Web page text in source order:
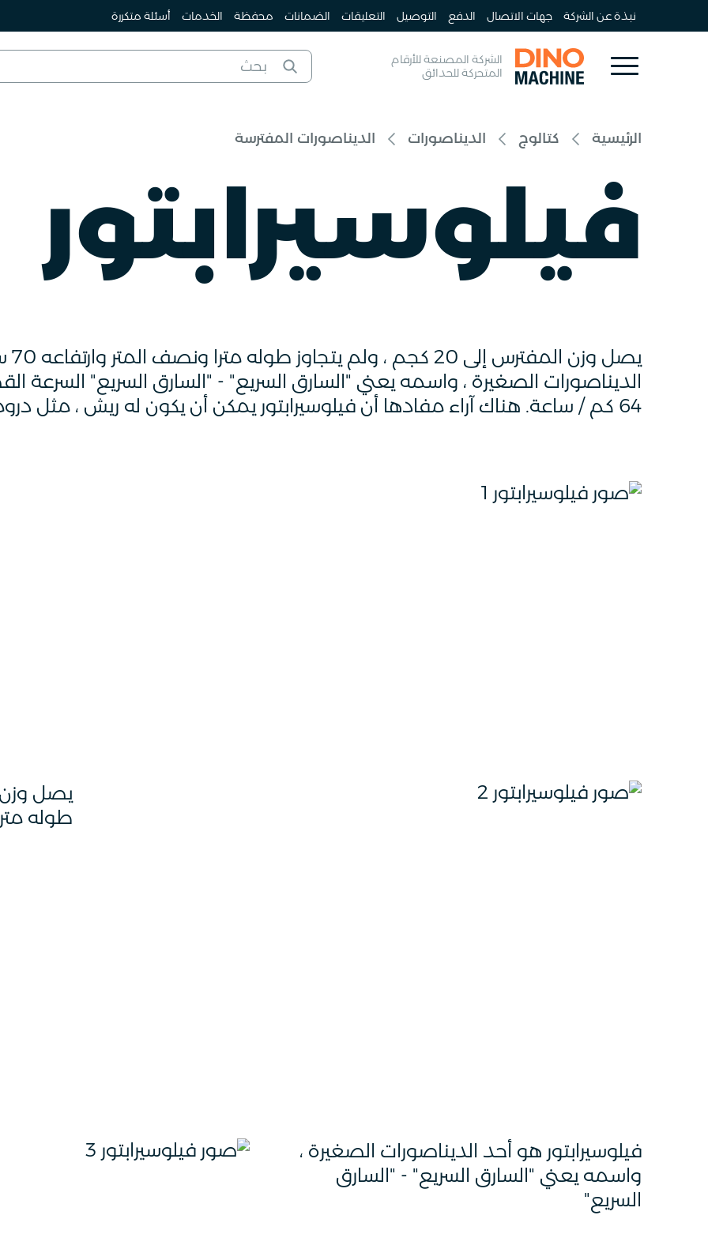
نبذة عن الشركة جهات الاتصال الدفع التوصيل التعليقات الضمانات محفظة الخدمات أسئلة متكررة
الشركة المصنعة للأرقام
المتحركة للحدائق
الرئيسية كتالوج الديناصورات الديناصورات المفترسة
فيلوسيرابتور
الديناصورات الصغيرة ، واسمه يعني "السارق السريع" - "السارق السريع" السرعة
64 كم / ساعة. هناك آراء مفادها أن فيلوسيرابتور يمكن أن يكون له ريش ، مثل درومايوصورات أخرى.
طوله
فيلوسيرابتور هو أحد الديناصورات الصغيرة ،
واسمه يعني "السارق السريع" - "السارق
السريع"